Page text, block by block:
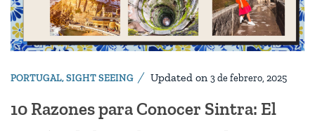
PORTUGAL,SIGHT SEEING Updated on 3 de febrero, 2025
10 Razones para Conocer Sintra: El